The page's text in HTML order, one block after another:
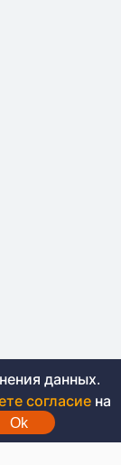
не
вся
данных.
согласие на
Ok